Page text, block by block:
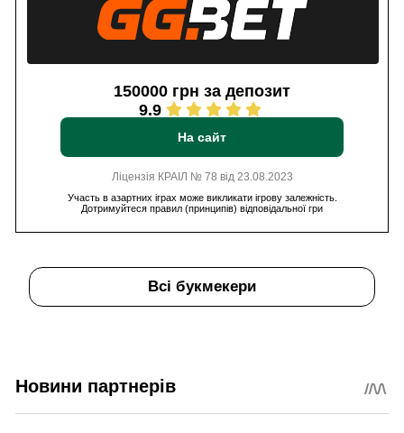
150000 грн за депозит
9.9
На сайт
Ліцензія КРАІЛ № 78 від 23.08.2023
Участь в азартних іграх може викликати ігрову залежність.
Дотримуйтеся правил (принципів) відповідальної гри
Всі букмекери